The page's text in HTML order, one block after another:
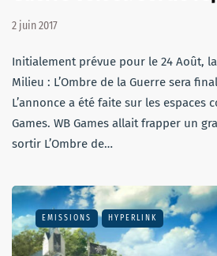
2 juin 2017
Initialement prévue pour le 24 Août,
Milieu : L’Ombre de la Guerre sera
L’annonce a été faite sur les espaces
Games. WB Games allait frapper un
sortir L’Ombre de…
EMISSIONS HYPERLINK